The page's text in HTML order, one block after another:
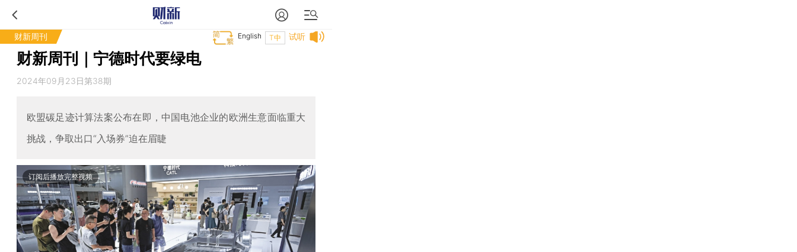
财新周刊 试听
T中
English
财新周刊｜宁德时代要绿电
2024年09月23日第38期
欧盟碳足迹计算法案公布在即，中国电池企业的欧洲生意面临重大
挑战，争取出口“入场券”迫在眉睫
订阅后播放完整视频